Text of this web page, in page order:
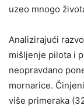
uzeo mnogo
Analizirajući
mišljenje pilota i
neopravdano
mornarice.
više primeraka